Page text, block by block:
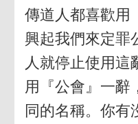
傳道人都喜歡用
興起我們來定罪
人就停止使用這
用『公會』一辭
同的名稱。你有